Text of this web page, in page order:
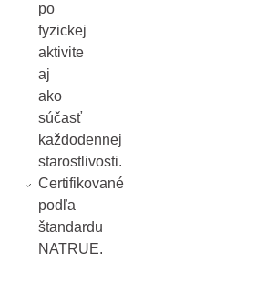
po
fyzickej
aktivite
aj
ako
súčasť
každodennej
starostlivosti.
Certifikované
podľa
štandardu
NATRUE.